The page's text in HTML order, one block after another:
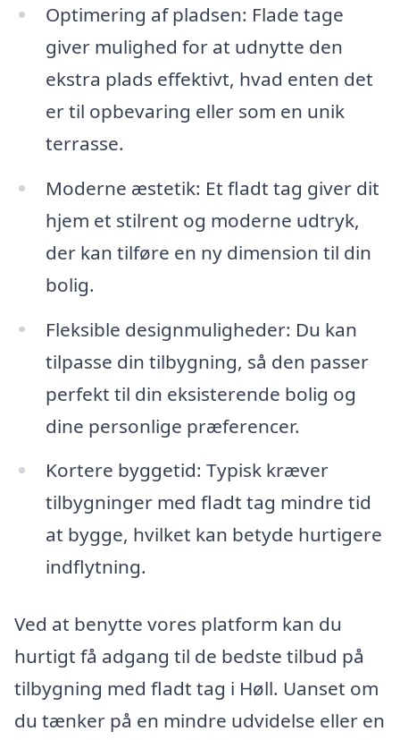
Optimering af pladsen: Flade tage
giver mulighed for at udnytte den
ekstra plads effektivt, hvad enten det
er til opbevaring eller som en unik
terrasse.
Moderne æstetik: Et fladt tag giver dit
hjem et stilrent og moderne udtryk,
der kan tilføre en ny dimension til din
bolig.
Fleksible designmuligheder: Du kan
tilpasse din tilbygning, så den passer
perfekt til din eksisterende bolig og
dine personlige præferencer.
Kortere byggetid: Typisk kræver
tilbygninger med fladt tag mindre tid
at bygge, hvilket kan betyde hurtigere
indflytning.
Ved at benytte vores platform kan du
hurtigt få adgang til de bedste tilbud på
tilbygning med fladt tag i Høll. Uanset om
du tænker på en mindre udvidelse eller en